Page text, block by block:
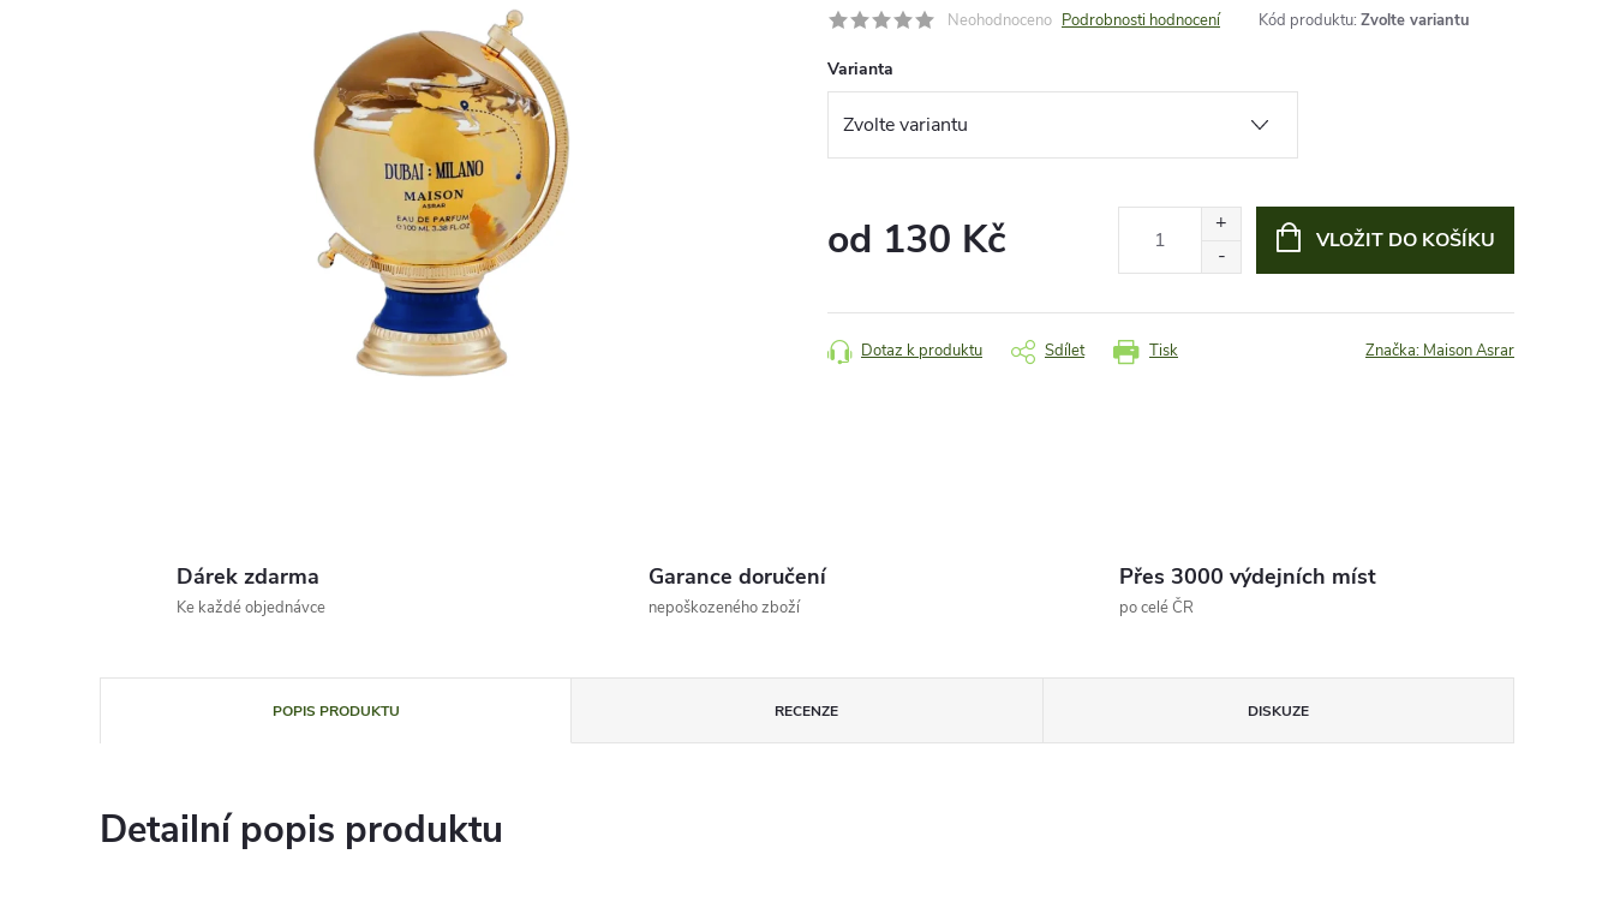
Neohodnoceno Podrobnosti hodnocení Kód produktu: Zvolte variantu
Varianta
od 130 Kč VLOŽIT DO KOŠÍKU
Tisk
Dotaz k produktu Sdílet Značka: Maison Asrar
Dárek zdarma
Ke každé objednávce
Garance doručení
nepoškozeného zboží
Přes 3000 výdejních míst
po celé ČR
POPIS PRODUKTU RECENZE DISKUZE
Detailní popis produktu